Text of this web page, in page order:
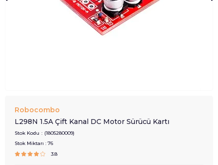
Robocombo
L298N 1.5A Çift Kanal DC Motor Sürücü Kartı
Stok Kodu
(1805280009)
Stok Miktarı : 76
3.8